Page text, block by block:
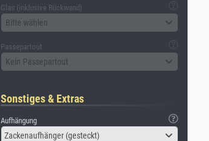
Glas (inklusive Rückwand)
Bitte wählen
Passepartout
Kein Passepartout
Sonstiges & Extras
Aufhängung
Zackenaufhänger (gesteckt)